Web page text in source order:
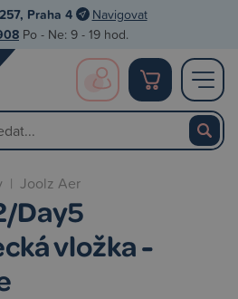
Praha 4 Navigovat
Po - Ne: 9 - 19 hod.
| Joolz Aer
Day5
vložka -